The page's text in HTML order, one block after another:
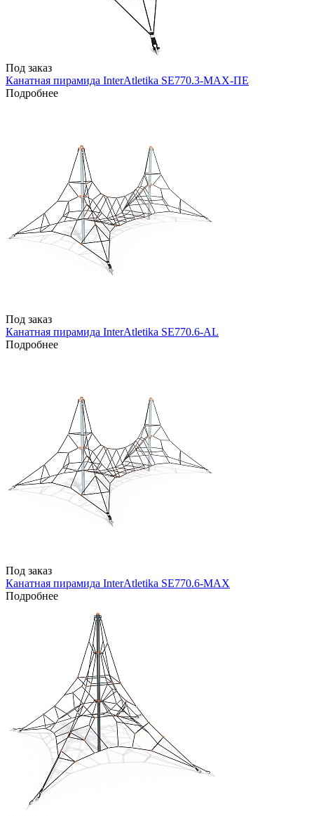
Под заказ
Канатная пирамида InterAtletika SE770.3-MAX-ПЕ
Подробнее
Под заказ
Канатная пирамида InterAtletika SE770.6-AL
Подробнее
Под заказ
Канатная пирамида InterAtletika SE770.6-MAX
Подробнее